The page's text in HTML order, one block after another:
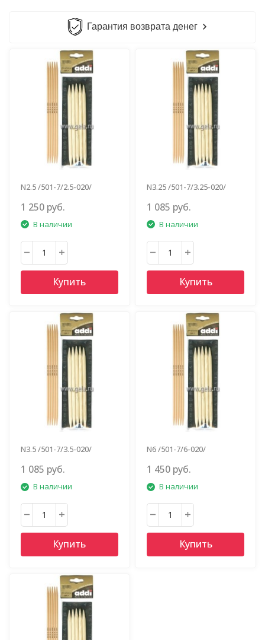
Гарантия возврата денег
N2.5 /501-7/2.5-020/
1 250 руб.
В наличии
Купить
N3.25 /501-7/3.25-020/
1 085 руб.
В наличии
Купить
N3.5 /501-7/3.5-020/
1 085 руб.
В наличии
Купить
N6 /501-7/6-020/
1 450 руб.
В наличии
Купить